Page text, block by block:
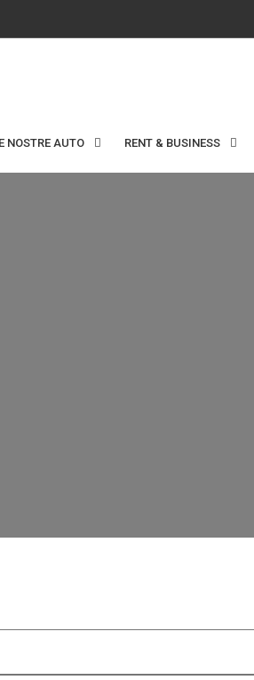
NOSTRE AUTO RENT & BUSINESS